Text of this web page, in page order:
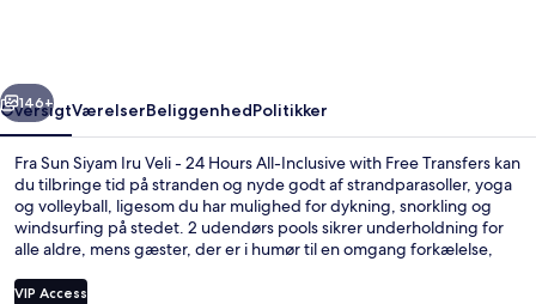
Hours
All-
Inclusive
with
Free
Transfers
Næste
146+
OversigtVærelserBeliggenhedPolitikker
Fra Sun Siyam Iru Veli - 24 Hours All-Inclusive with Free Transfers kan
du tilbringe tid på stranden og nyde godt af strandparasoller, yoga
og volleyball, ligesom du har mulighed for dykning, snorkling og
windsurfing på stedet. 2 udendørs pools sikrer underholdning for
alle aldre, mens gæster, der er i humør til en omgang forkælelse,
wrap-behandlinger og ansigtsbehandlinger. Med lokale og
VIP Access